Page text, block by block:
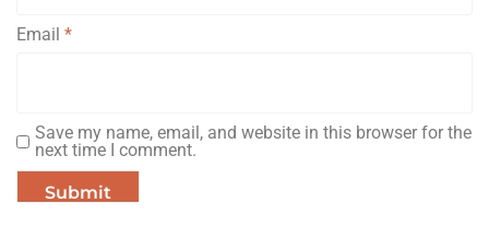
Email *
Save my name, email, and website in this browser for the
next time I comment.